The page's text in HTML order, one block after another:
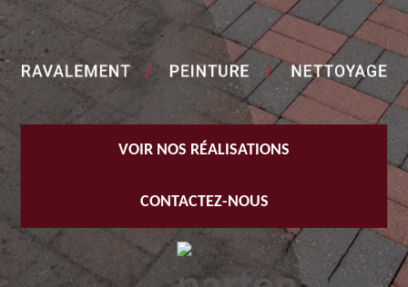
VOIR NOS RÉALISATIONS
CONTACTEZ-NOUS